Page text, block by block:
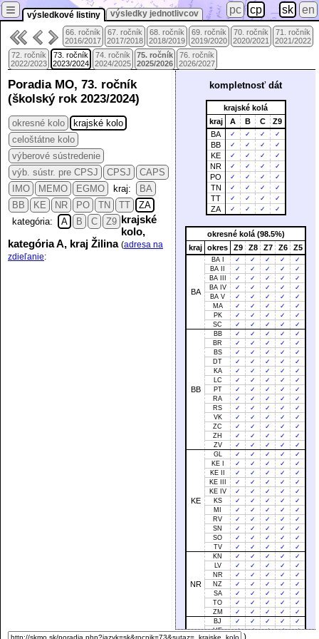
výsledkové listiny výsledky jednotlivcov
≡ pc cp sk en
66. ročník
2016/2017
67. ročník
2017/2018
68. ročník
2018/2019
69. ročník
2019/2020
70. ročník
2020/2021
71. ročník
2021/2022
72. ročník
2022/2023
73. ročník
2023/2024
74. ročník
2024/2025
75. ročník
2025/2026
76. ročník
2026/2027
kompletnosť dát
krajské kolá
kraj
A B C
Z9
BA
✓ ✓ ✓ ✓
BB ✓ ✓ ✓ ✓
KE ✓ ✓ ✓ ✓
NR ✓ ✓ ✓ ✓
PO ✓ ✓ ✓ ✓
TN ✓ ✓ ✓ ✓
TT ✓ ✓ ✓ ✓
ZA ✓ ✓ ✓ ✓
okresné kolá (98.5%)
kraj okres Z9 Z8 Z7 Z6 Z5
BA
BA I ✓ ✓ ✓ ✓
✓
BA II
✓ ✓ ✓ ✓
✓
BA III
✓ ✓ ✓ ✓
✓
BA IV
✓ ✓ ✓ ✓
✓
BA V
✓ ✓ ✓ ✓
✓
MA
✓ ✓ ✓ ✓
✓
PK
✓ ✓ ✓ ✓
✓
SC
✓ ✓ ✓ ✓ ✓
BB
BB ✓ ✓ ✓ ✓
✓
BR
✓ ✓ ✓ ✓
✓
BS
✓ ✓ ✓ ✓
✓
DT
✓ ✓ ✓ ✓
✓
KA
✓ ✓ ✓ ✓
✓
LC
✓ ✓ ✓ ✓
✓
PT
✓ ✓ ✓ ✓
✓
RA
✓ ✓ ✓ ✓
✓
RS
✓ ✓ ✓ ✓
✓
VK
✓ ✓ ✓ ✓
✓
ZC
✓ ✓ ✓ ✓
✓
ZH
✓ ✓ ✓ ✓
✓
ZV
✓ ✓ ✓ ✓ ✓
KE
GL ✓ ✓ ✓ ✓
✓
KE I
✓ ✓ ✓ ✓
✓
KE II
✓ ✓ ✓ ✓
✓
KE III
✓ ✓ ✓ ✓
✓
KE IV
✓ ✓ ✓ ✓
✓
KS
✓ ✓ ✓ ✓
✓
MI
✓ ✓ ✓ ✓
✓
RV
✓ ✓ ✓ ✓
✓
SN
✓ ✓ ✓ ✓
✓
SO
✓ ✓ ✓ ✓
✓
TV
✓ ✓ ✓ ✓ ✓
NR
KN ✓ ✓ ✓ ✓
✓
LV
✓ ✓ ✓ ✓
✓
NR
✓ ✓ ✓ ✓
✓
NZ
✓ ✓ ✓ ✓
✓
SA
✓ ✓ ✓ ✓
✓
TO
✓ ✓ ✓ ✓
✓
ZM
✓ ✓ ✓ ✓
✓
BJ
✓ ✓ ✓ ✓
✓
HE
✓ ✓ ✓ ✓
✓
Poradia MO, 73. ročník
(školský rok 2023/2024)
okresné kolo
krajské kolo
celoštátne kolo
výberové sústredenie
výb. sústr. pre CPSJ
CPSJ
CAPS
IMO
MEMO EGMO kraj:
BA
BB
KE NR PO TN TT
ZA
kategória:
A B C Z9 krajské
kolo,
kategória A, kraj Žilina (adresa na
zdieľanie: